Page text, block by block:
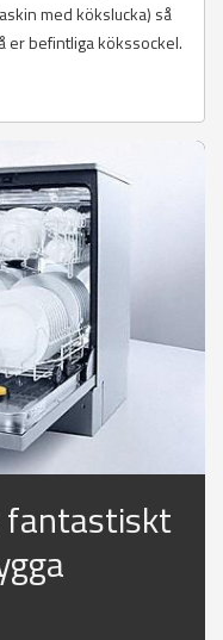
med kökslucka) så
er befintliga kökssockel.